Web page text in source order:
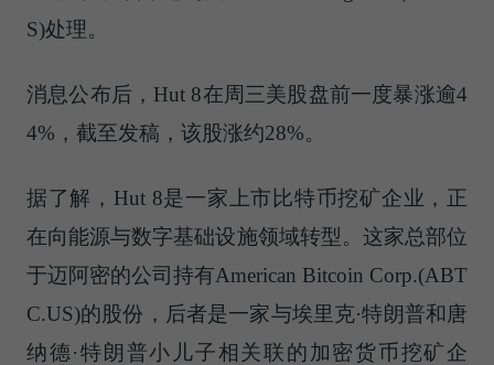
S)处理。
消息公布后，Hut 8在周三美股盘前一度暴涨逾4
4%，截至发稿，该股涨约28%。
据了解，Hut 8是一家上市比特币挖矿企业，正
在向能源与数字基础设施领域转型。这家总部位
于迈阿密的公司持有American Bitcoin Corp.(ABT
C.US)的股份，后者是一家与埃里克·特朗普和唐
纳德·特朗普小儿子相关联的加密货币挖矿企